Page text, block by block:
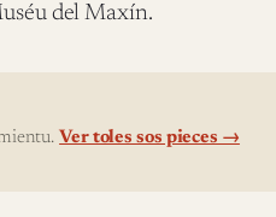
del Maxín.
Ver toles sos pieces →